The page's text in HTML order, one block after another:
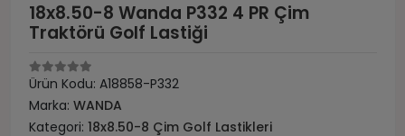
18x8.50-8 Wanda P332 4 PR Çim
Traktörü Golf Lastiği
Ürün Kodu: A18858-P332
Marka: WANDA
Kategori: 18x8.50-8 Çim Golf Lastikleri